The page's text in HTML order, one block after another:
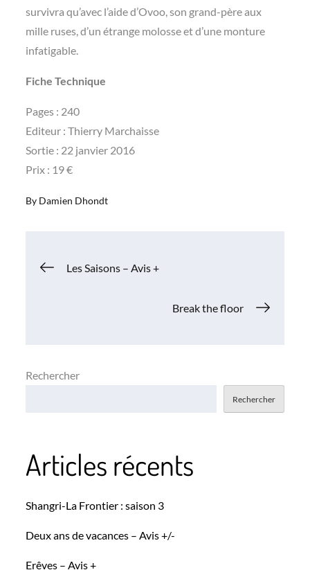
survivra qu’avec l’aide d’Ovoo, son grand-père aux
mille ruses, d’un étrange molosse et d’une monture
infatigable.
Fiche Technique
Pages : 240
Editeur : Thierry Marchaisse
Sortie : 22 janvier 2016
Prix : 19 €
By Damien Dhondt
Navigation
Les Saisons – Avis +
Break the floor
Rechercher
Rechercher
Articles récents
Shangri-La Frontier : saison 3
Deux ans de vacances – Avis +/-
Erêves – Avis +